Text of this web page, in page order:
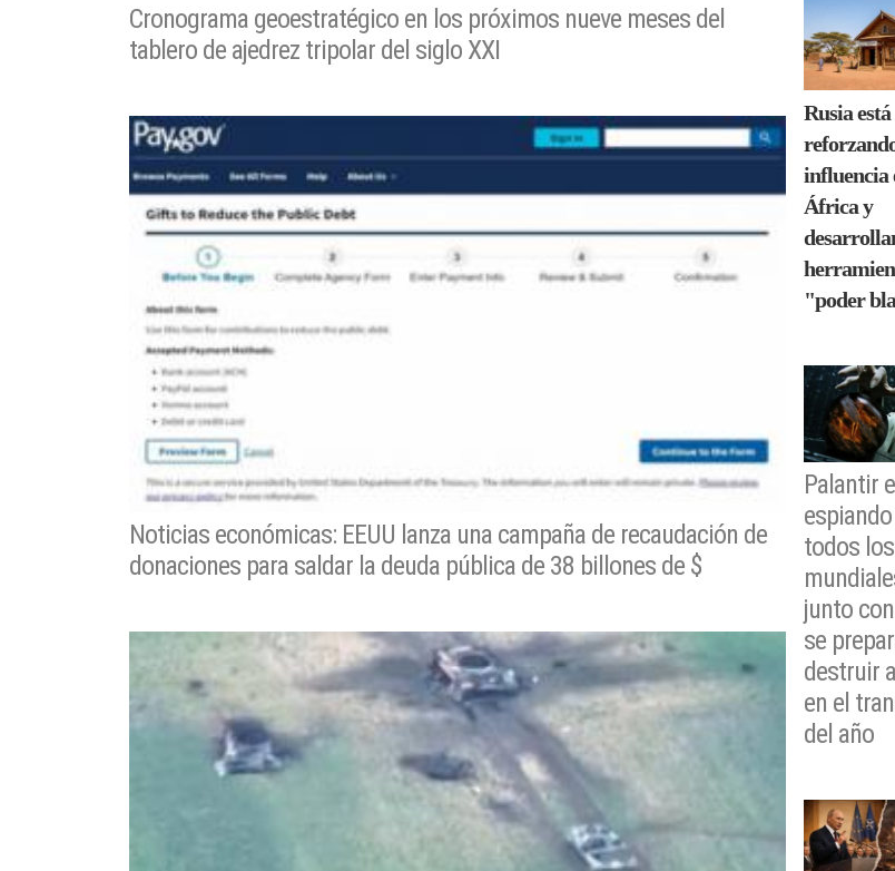
Cronograma geoestratégico en los próximos nueve meses del
tablero de ajedrez tripolar del siglo XXI
Noticias económicas: EEUU lanza una campaña de recaudación de
donaciones para saldar la deuda pública de 38 billones de $
Rusia está
influencia
África y
"poder
Palantir
todos
junto
se
destruir
en el
del año